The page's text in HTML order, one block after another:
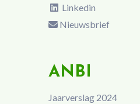
Linkedin
Nieuwsbrief
ANBI
Jaarverslag 2024